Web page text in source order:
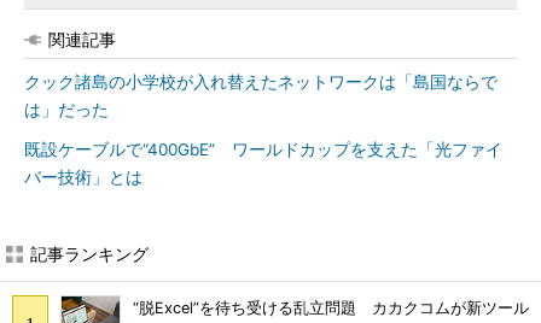
関連記事
クック諸島の小学校が入れ替えたネットワークは「島国ならで
は」だった
既設ケーブルで“400GbE” ワールドカップを支えた「光ファイ
バー技術」とは
記事ランキング
“脱Excel”を待ち受ける乱立問題 カカクコムが新ツール